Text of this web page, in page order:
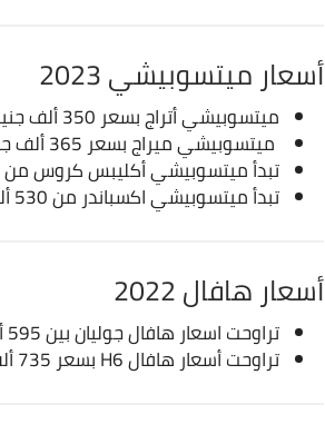
أسعار ميتسوبيشي 2023
ميتسوبيشي أتراج بسعر 350 ألف جنيه
ميتسوبيشي ميراج بسعر 365 ألف جنيه
تبدأ ميتسوبيشي أكليبس كروس من 630 ألف جنيه، حتى 770 ألف جنيه
تبدأ ميتسوبيشي اكسباندر من 530 ألف جنيه، حتى 560 ألف جنيه
أسعار هافال 2022
تراوحت اسعار هافال جوليان بين 595 ألف جنيه إلى 705 ألف جنيه
تراوحت أسعار هافال H6 بسعر 735 ألف جنيه حتى 860 ألف جنيه